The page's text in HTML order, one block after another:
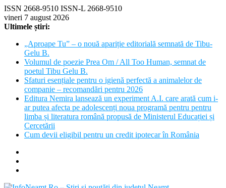
Skip
to
content
ISSN 2668-9510 ISSN-L 2668-9510
vineri 7 august 2026
Ultimele știri:
„Aproape Tu” – o nouă apariție editorială semnată de Tibu-
Gelu B.
Volumul de poezie Prea Om / All Too Human, semnat de
poetul Tibu Gelu B.
Sfaturi esențiale pentru o igienă perfectă a animalelor de
companie – recomandări pentru 2026
Editura Nemira lansează un experiment A.I. care arată cum i-
ar putea afecta pe adolescenți noua programă pentru pentru
limba și literatura română propusă de Ministerul Educației și
Cercetării
Cum devii eligibil pentru un credit ipotecar în România